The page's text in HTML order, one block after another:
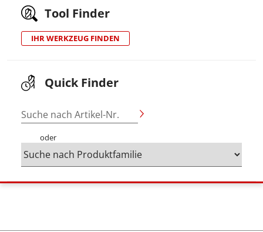
Tool Finder
IHR WERKZEUG FINDEN
Quick Finder
Suche nach Artikel-Nr.
oder